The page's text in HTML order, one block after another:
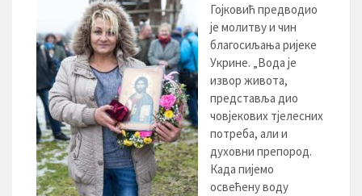
Гојковић предводио
је молитву и чин
благосиљања ријеке
Укрине. „Вода је
извор живота,
представља дио
човјекових тјелесних
потреба, али и
духовни препород.
Када пијемо
освећену воду